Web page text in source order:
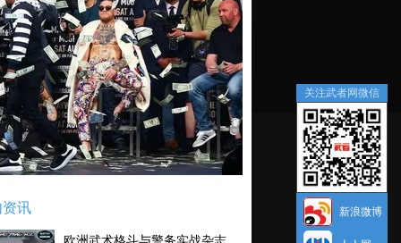
讯
关注武者网微信
新浪微博